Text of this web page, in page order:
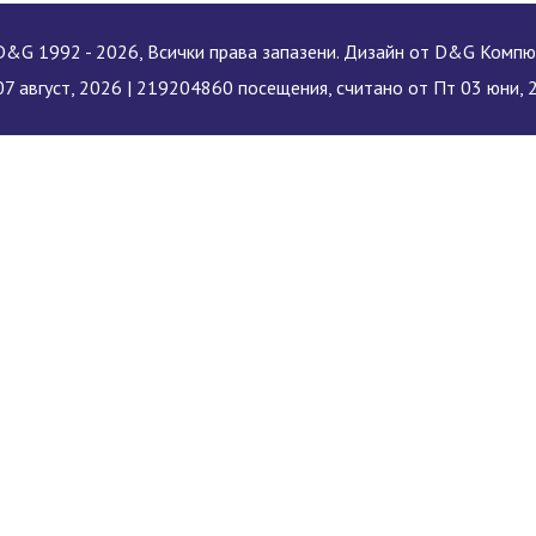
1992 - 2026, Всички права запазени. Дизайн от D&G
август, 2026 | 219204860 посещения, считано от Пт 03 юни,